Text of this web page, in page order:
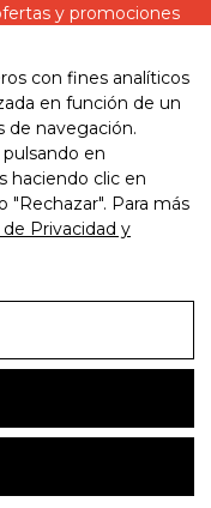
y promociones
con fines analíticos
en función de un
de navegación.
en
haciendo clic en
"Rechazar". Para más
Privacidad y